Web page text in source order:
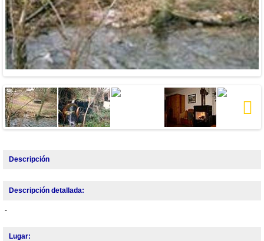
Descripción
Descripción detallada:
-
Lugar: